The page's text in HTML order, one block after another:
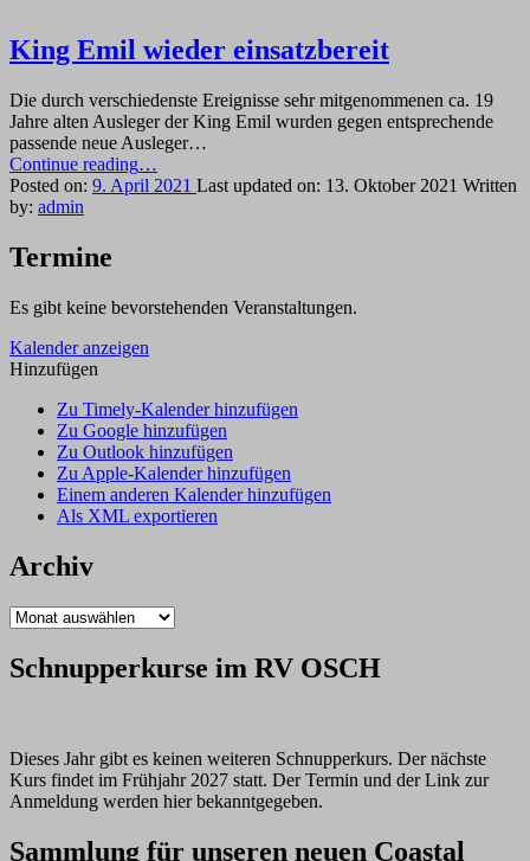
King Emil wieder einsatzbereit
Die durch verschiedenste Ereignisse sehr mitgenommenen ca. 19
Jahre alten Ausleger der King Emil wurden gegen entsprechende
passende neue Ausleger…
Continue reading“King
Emil
…
Posted on: 9. April 2021 Last updated on: 13. Oktober 2021 Written
by: admin
Termine
Es gibt keine bevorstehenden Veranstaltungen.
Kalender anzeigen
Hinzufügen
Zu Timely-Kalender hinzufügen
Zu Google hinzufügen
Zu Outlook hinzufügen
Zu Apple-Kalender hinzufügen
Einem anderen Kalender hinzufügen
Als XML exportieren
Archiv
Archiv
Schnupperkurse im RV OSCH
Dieses Jahr gibt es keinen weiteren Schnupperkurs. Der nächste
Kurs findet im Frühjahr 2027 statt. Der Termin und der Link zur
Anmeldung werden hier bekanntgegeben.
Sammlung für unseren neuen Coastal